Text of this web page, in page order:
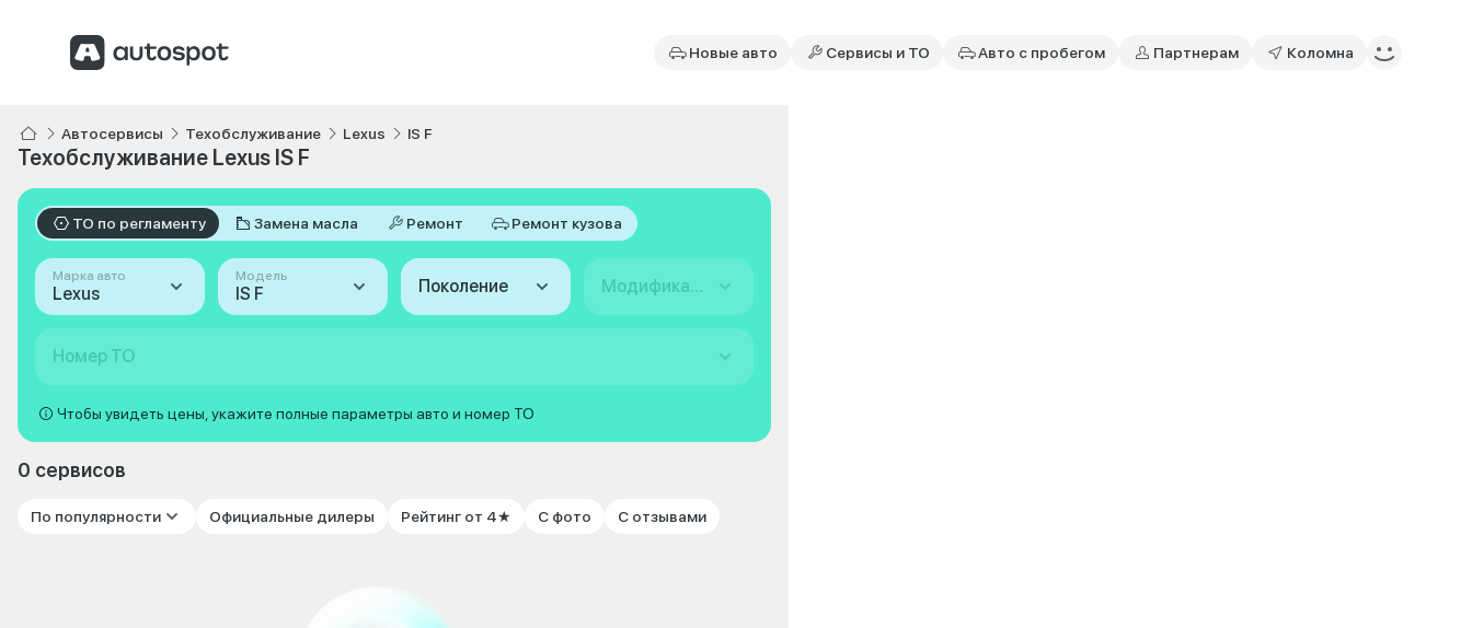
Новые авто Сервисы и ТО Авто с пробегом Партнерам Коломна
Автосервисы Техобслуживание Lexus IS F
Техобслуживание Lexus IS F
ТО по регламенту Замена масла Ремонт Ремонт кузова
Марка авто
Lexus
Модель
IS F Поколение Модификация
Номер ТО
Чтобы увидеть цены, укажите полные параметры авто и номер ТО
0 сервисов
По популярности Официальные дилеры Рейтинг от 4★ С фото С отзывами